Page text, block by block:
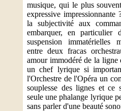
musique, qui le plus
expressive impressionnante
la subjectivité aux
embarquer, en particulier
suspension immatérielles
entre deux fracas
amour immodéré de la
un chef lyrique si
l'Orchestre de l'Opéra un
souplesse des lignes et ce
seule une phalange lyrique
sans parler d'une beauté